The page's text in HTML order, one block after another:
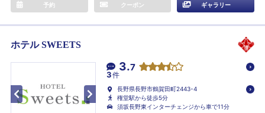
予約 クーポン ギャラリー
ホテル SWEETS
3.7
3件
長野県長野市鶴賀田町2443-4
権堂駅から徒歩5分
須坂長野東インターチェンジから車で11分